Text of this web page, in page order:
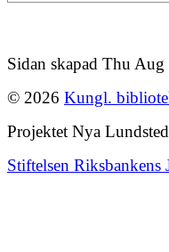
Sidan skapad Thu
© 2026 Kungl.
Projektet Nya
Stiftelsen Riksbankens